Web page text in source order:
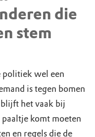
die
stem
politiek wel een
is tegen bomen
het vaak bij
komt moeten
en regels die de